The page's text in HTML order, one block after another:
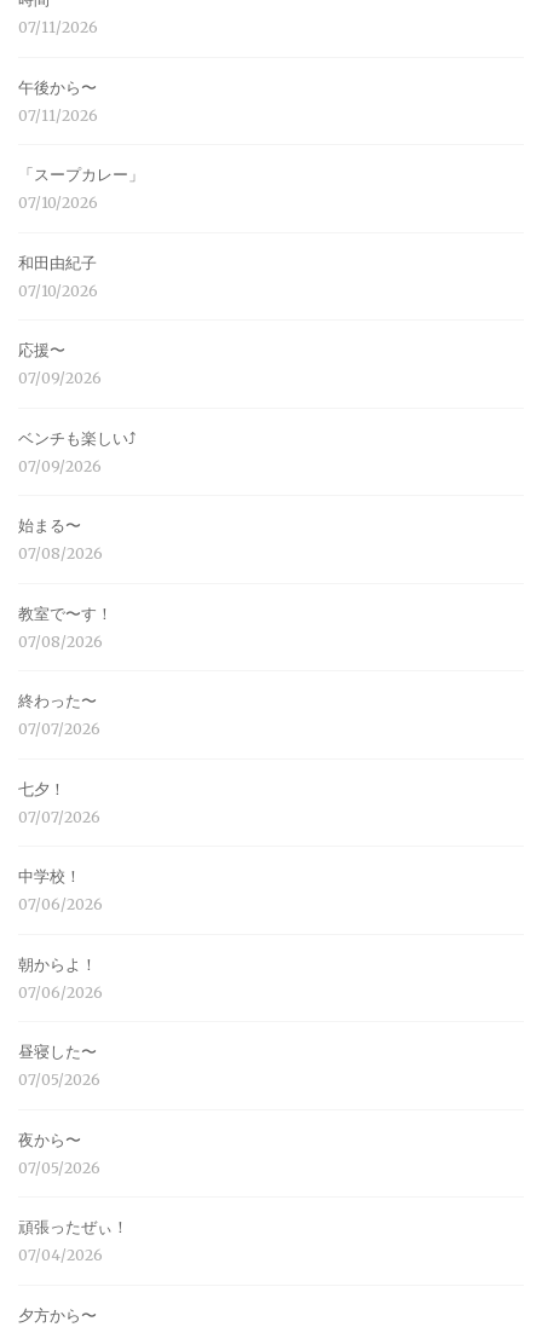
07/11/2026
午後から〜
07/11/2026
「スープカレー」
07/10/2026
和田由紀子
07/10/2026
応援〜
07/09/2026
ベンチも楽しい⤴︎
07/09/2026
始まる〜
07/08/2026
教室で〜す！
07/08/2026
終わった〜
07/07/2026
七夕！
07/07/2026
中学校！
07/06/2026
朝からよ！
07/06/2026
昼寝した〜
07/05/2026
夜から〜
07/05/2026
頑張ったぜぃ！
07/04/2026
夕方から〜